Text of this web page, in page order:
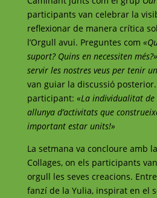
participants van celebrar la
reflexionar de manera crítica
l’Orgull avui. Preguntes com
suport? Quins en necessiten més?»
servir les nostres veus per tenir
van guiar la discussió
participant: «La individualitat
allunya d’activitats que
important estar units!»
La setmana va concloure amb
Collages, on els participants
orgull les seves creacions.
fanzí de la Yulia, inspirat en el